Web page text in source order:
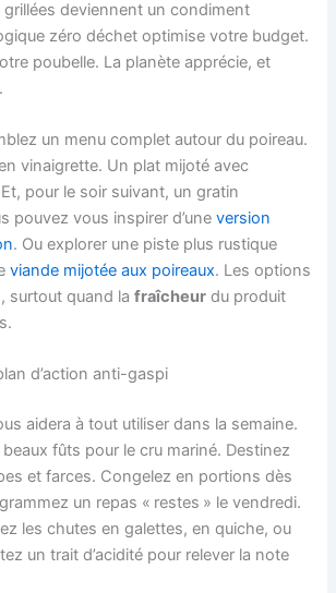
deviennent un condiment
zéro déchet optimise votre budget.
poubelle. La planète apprécie, et
un menu complet autour du poireau.
vinaigrette. Un plat mijoté avec
pour le soir suivant, un gratin
pouvez vous inspirer d’uneversion
. Ou explorer une piste plus rustique
viande mijotée aux poireaux. Les options
surtout quand lafraîcheur du produit
d’action anti-gaspi
aidera à tout utiliser dans la semaine.
fûts pour le cru mariné. Destinez
et farces. Congelez en portions dès
un repas « restes » le vendredi.
les chutes en galettes, en quiche, ou
un trait d’acidité pour relever la note